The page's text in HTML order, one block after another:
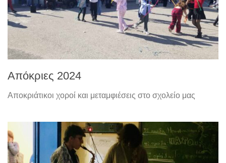
Απόκριες 2024
Αποκριάτικοι χοροί και μεταμφιέσεις στο σχολείο μας